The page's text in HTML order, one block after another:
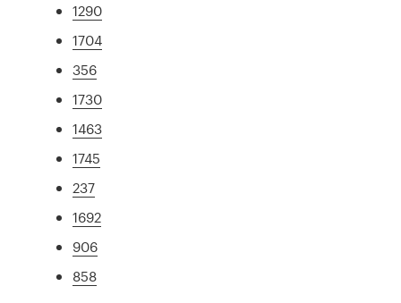
1290
1704
356
1730
1463
1745
237
1692
906
858